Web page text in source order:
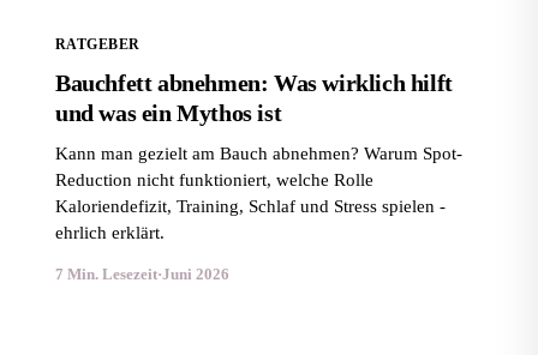
RATGEBER
Bauchfett abnehmen: Was wirklich hilft
und was ein Mythos ist
Kann man gezielt am Bauch abnehmen? Warum Spot-
Reduction nicht funktioniert, welche Rolle
Kaloriendefizit, Training, Schlaf und Stress spielen -
ehrlich erklärt.
7 Min. Lesezeit·Juni 2026